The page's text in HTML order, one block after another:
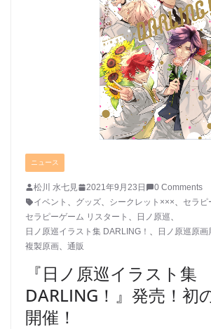
ニュース
松川 水七見 2021年9月23日
0 Comments
イベント 、 グッズ、 シークレット×××、 セラピ
セラピーゲーム リスタート 、 日ノ原巡、
日ノ原巡イラスト集 DARLING！ 、 日ノ原巡原画
複製原画、 通販
『日ノ原巡イラスト集
DARLING！』発売！初
開催！